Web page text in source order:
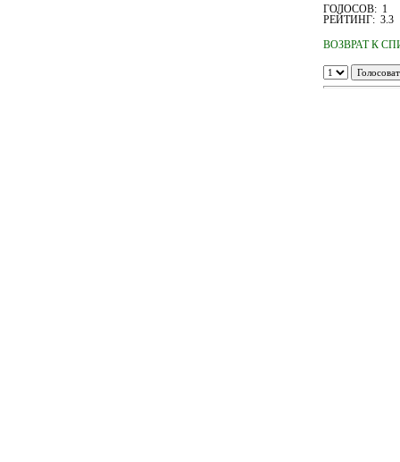
ГОЛОСОВ: 1
РЕЙТИНГ: 3.3
ВОЗВРАТ К